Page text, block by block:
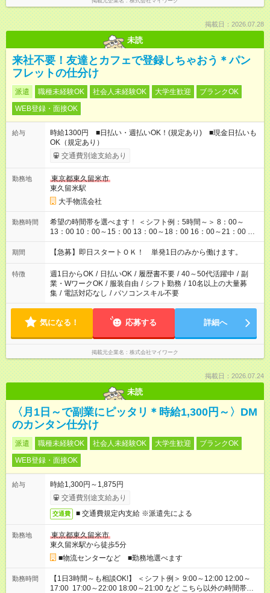
掲載日：2026.07.28
未読
来社不要！友達とカフェで登録しちゃおう＊パン
フレットの仕分け
派遣 職種未経験OK 社会人未経験OK 大学生歓迎
ブランクOK
WEB登録・面接OK
給与
時給1300円 ■日払い・週払いOK！(規定あり) ■現金日払いも
OK（規定あり）
交通費別途支給あり
勤務地
東京都東久留米市
東久留米駅
大手物流会社
勤務時間
希望の時間帯を選べます！ ＜シフト例：5時間～＞ 8：00～
13：00 10：00～15：00 13：00～18：00 16：00～21：00 ＜
シフト例：8時間～＞ ・10：00～19：00 ・13：00～22：00 ・
22：00～翌6：00 など！是非ご希望をお聞かせください！
期間 【急募】即日スタートＯＫ！ 単発1日のみから働けます。
特徴 週1日からOK / 日払いOK / 履歴書不要 / 40～50代活躍中 / 副
業・WワークOK / 服装自由 / シフト勤務 / 10名以上の大量募
集 / 電話対応なし / パソコンスキル不要
気になる！ 応募する 詳細へ
掲載元企業名 株式会社マイワーク
掲載日：2026.07.24
未読
〈月1日～で副業にピッタリ＊時給1,300円～〉DM
のカンタン仕分け
派遣 職種未経験OK 社会人未経験OK 大学生歓迎
ブランクOK
WEB登録・面接OK
給与
時給1,300円～1,875円
交通費別途支給あり
交通費 ■ 交通費規定内支給 ※派遣先による
勤務地
東京都東久留米市
東久留米駅から徒歩5分
■物流センターなど ■勤務地選べます
勤務時間
【1日3時間～も相談OK!】 ＜シフト例＞ 9:00～12:00 12:00～
17:00 17:00～22:00 18:00～21:00 など こちら以外の時間帯も